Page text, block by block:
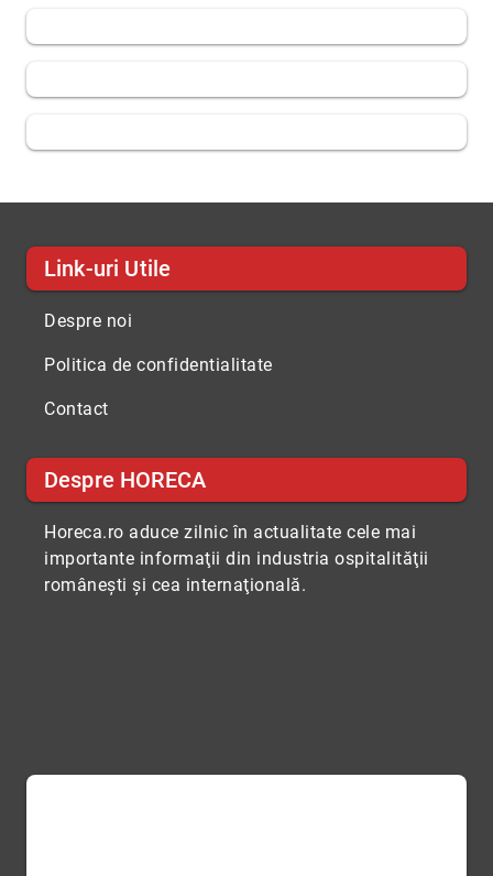
Link-uri Utile
Despre noi
Politica de confidentialitate
Contact
Despre HORECA
Horeca.ro aduce zilnic în actualitate cele mai
importante informaţii din industria ospitalităţii
româneşti şi cea internaţională.